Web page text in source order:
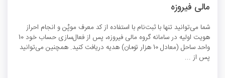
مالی فیروزه
شما می‌توانید تنها با ثبت‌نام با استفاده از کد معرف موپُن و انجام احراز
هویت اولیه در سامانه گروه مالی فیروزه، پس از فعال‌سازی حساب خود 10
واحد ساحل (معادل 10 هزار تومان) هدیه دریافت کنید. همچنین می‌توانید
پس از ...